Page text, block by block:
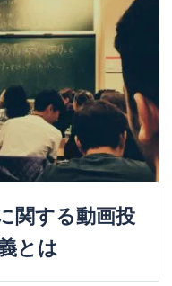
関する動画投
とは